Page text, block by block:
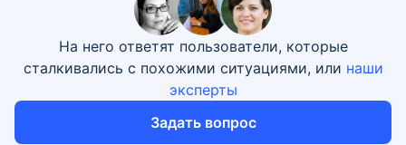
На него ответят пользователи, которые
сталкивались с похожими ситуациями, или наши
эксперты
Задать вопрос